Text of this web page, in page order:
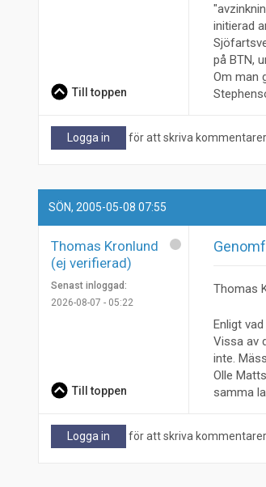
initierad
på BTN,
Om man
Till toppen
Logga in för att skriva kommentarer
SÖN, 2005-05-08 07:55
Thomas Kronlund
(ej verifierad)
Senast inloggad:
2026-08-07 - 05:22
Thomas
Enligt
Vissa av
inte.
Olle
samma
Till toppen
Logga in för att skriva kommentarer